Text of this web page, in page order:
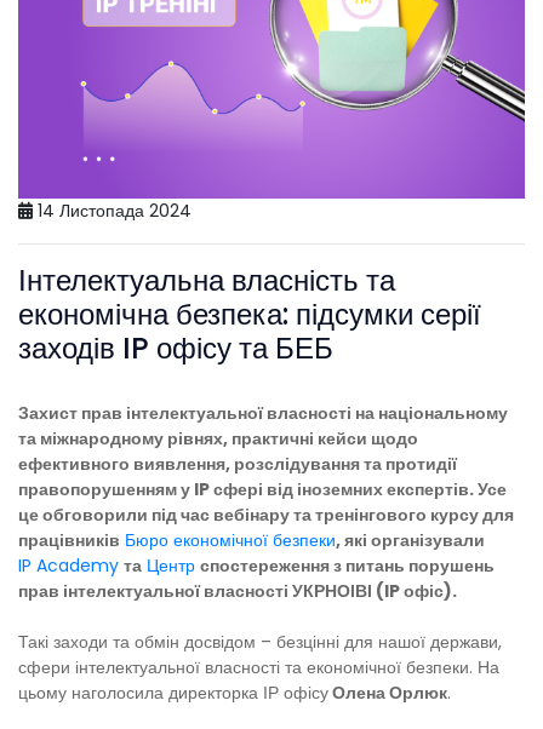
14 Листопада 2024
Інтелектуальна власність та
економічна безпека: підсумки серії
заходів IP офісу та БЕБ
Захист прав інтелектуальної власності на національному
та міжнародному рівнях, практичні кейси щодо
ефективного виявлення, розслідування та протидії
правопорушенням у IP сфері від іноземних експертів. Усе
це обговорили під час вебінару та тренінгового курсу для
працівників Бюро економічної безпеки, які організували
IP Academy та Центр спостереження з питань порушень
прав інтелектуальної власності УКРНОІВІ (IP офіс).
Такі заходи та обмін досвідом – безцінні для нашої держави,
сфери інтелектуальної власності та економічної безпеки. На
цьому наголосила директорка ІР офісуОлена Орлюк.